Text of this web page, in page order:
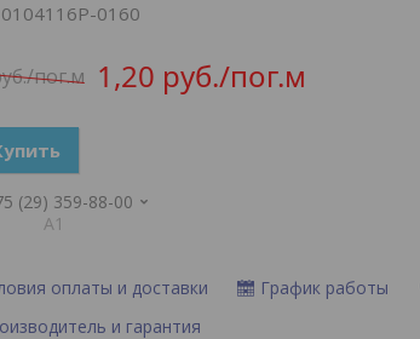
0160
/пог.м 1,20 руб./пог.м
(29) 359-88-00
А1
оплаты и доставки График работы
и гарантия